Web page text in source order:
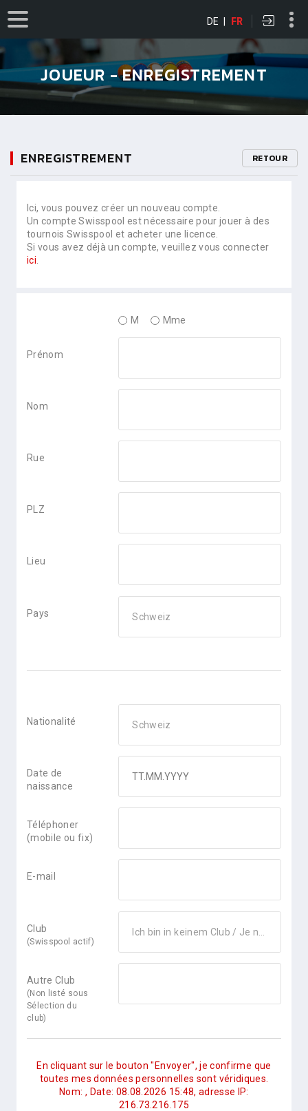
DE | FR
JOUEUR - ENREGISTREMENT
ENREGISTREMENT RETOUR
Ici, vous pouvez créer un nouveau compte.
Un compte Swisspool est nécessaire pour jouer à des
tournois Swisspool et acheter une licence.
Si vous avez déjà un compte, veuillez vous connecter
ici
M Mme
Prénom
Nom
Rue
PLZ
Lieu
Pays Schweiz
Nationalité Schweiz
Date de
naissance
Téléphoner
(mobile ou fix)
E-mail
Club
(Swisspool actif)
(Swisspool
actif)
Autre Club
(Non listé sous
Sélection du
club)
En cliquant sur le bouton "Envoyer", je confirme que
toutes mes données personnelles sont véridiques.
Nom: , Date: 08.08.2026 15:48, adresse IP:
216.73.216.175